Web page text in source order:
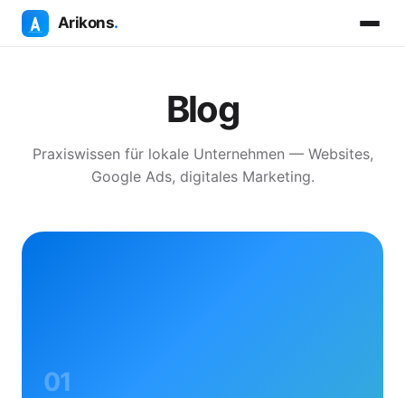
Arikons.
Blog
Praxiswissen für lokale Unternehmen — Websites,
Google Ads, digitales Marketing.
01